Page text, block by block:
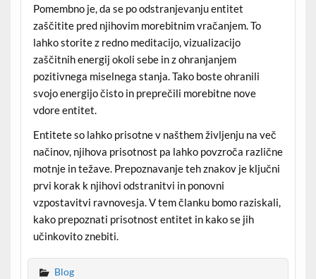
Pomembno je, da se po odstranjevanju entitet
zaščitite pred njihovim morebitnim vračanjem. To
lahko storite z redno meditacijo, vizualizacijo
zaščitnih energij okoli sebe in z ohranjanjem
pozitivnega miselnega stanja. Tako boste ohranili
svojo energijo čisto in preprečili morebitne nove
vdore entitet.
Entitete so lahko prisotne v našthem življenju na več
načinov, njihova prisotnost pa lahko povzroča različne
motnje in težave. Prepoznavanje teh znakov je ključni
prvi korak k njihovi odstranitvi in ponovni
vzpostavitvi ravnovesja. V tem članku bomo raziskali,
kako prepoznati prisotnost entitet in kako se jih
učinkovito znebiti.
Blog